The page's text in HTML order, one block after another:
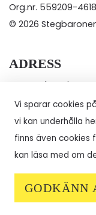
Org.nr. 559209-4618
© 2026
ADRESS
Neonord Sverige AB
Brattberget
732 94 Arboga
Tel.+46 76 005 21
E-post:
Vi sparar cookies
vi kan underhålla
finns även cookies
kan läsa med om
GODKÄNN